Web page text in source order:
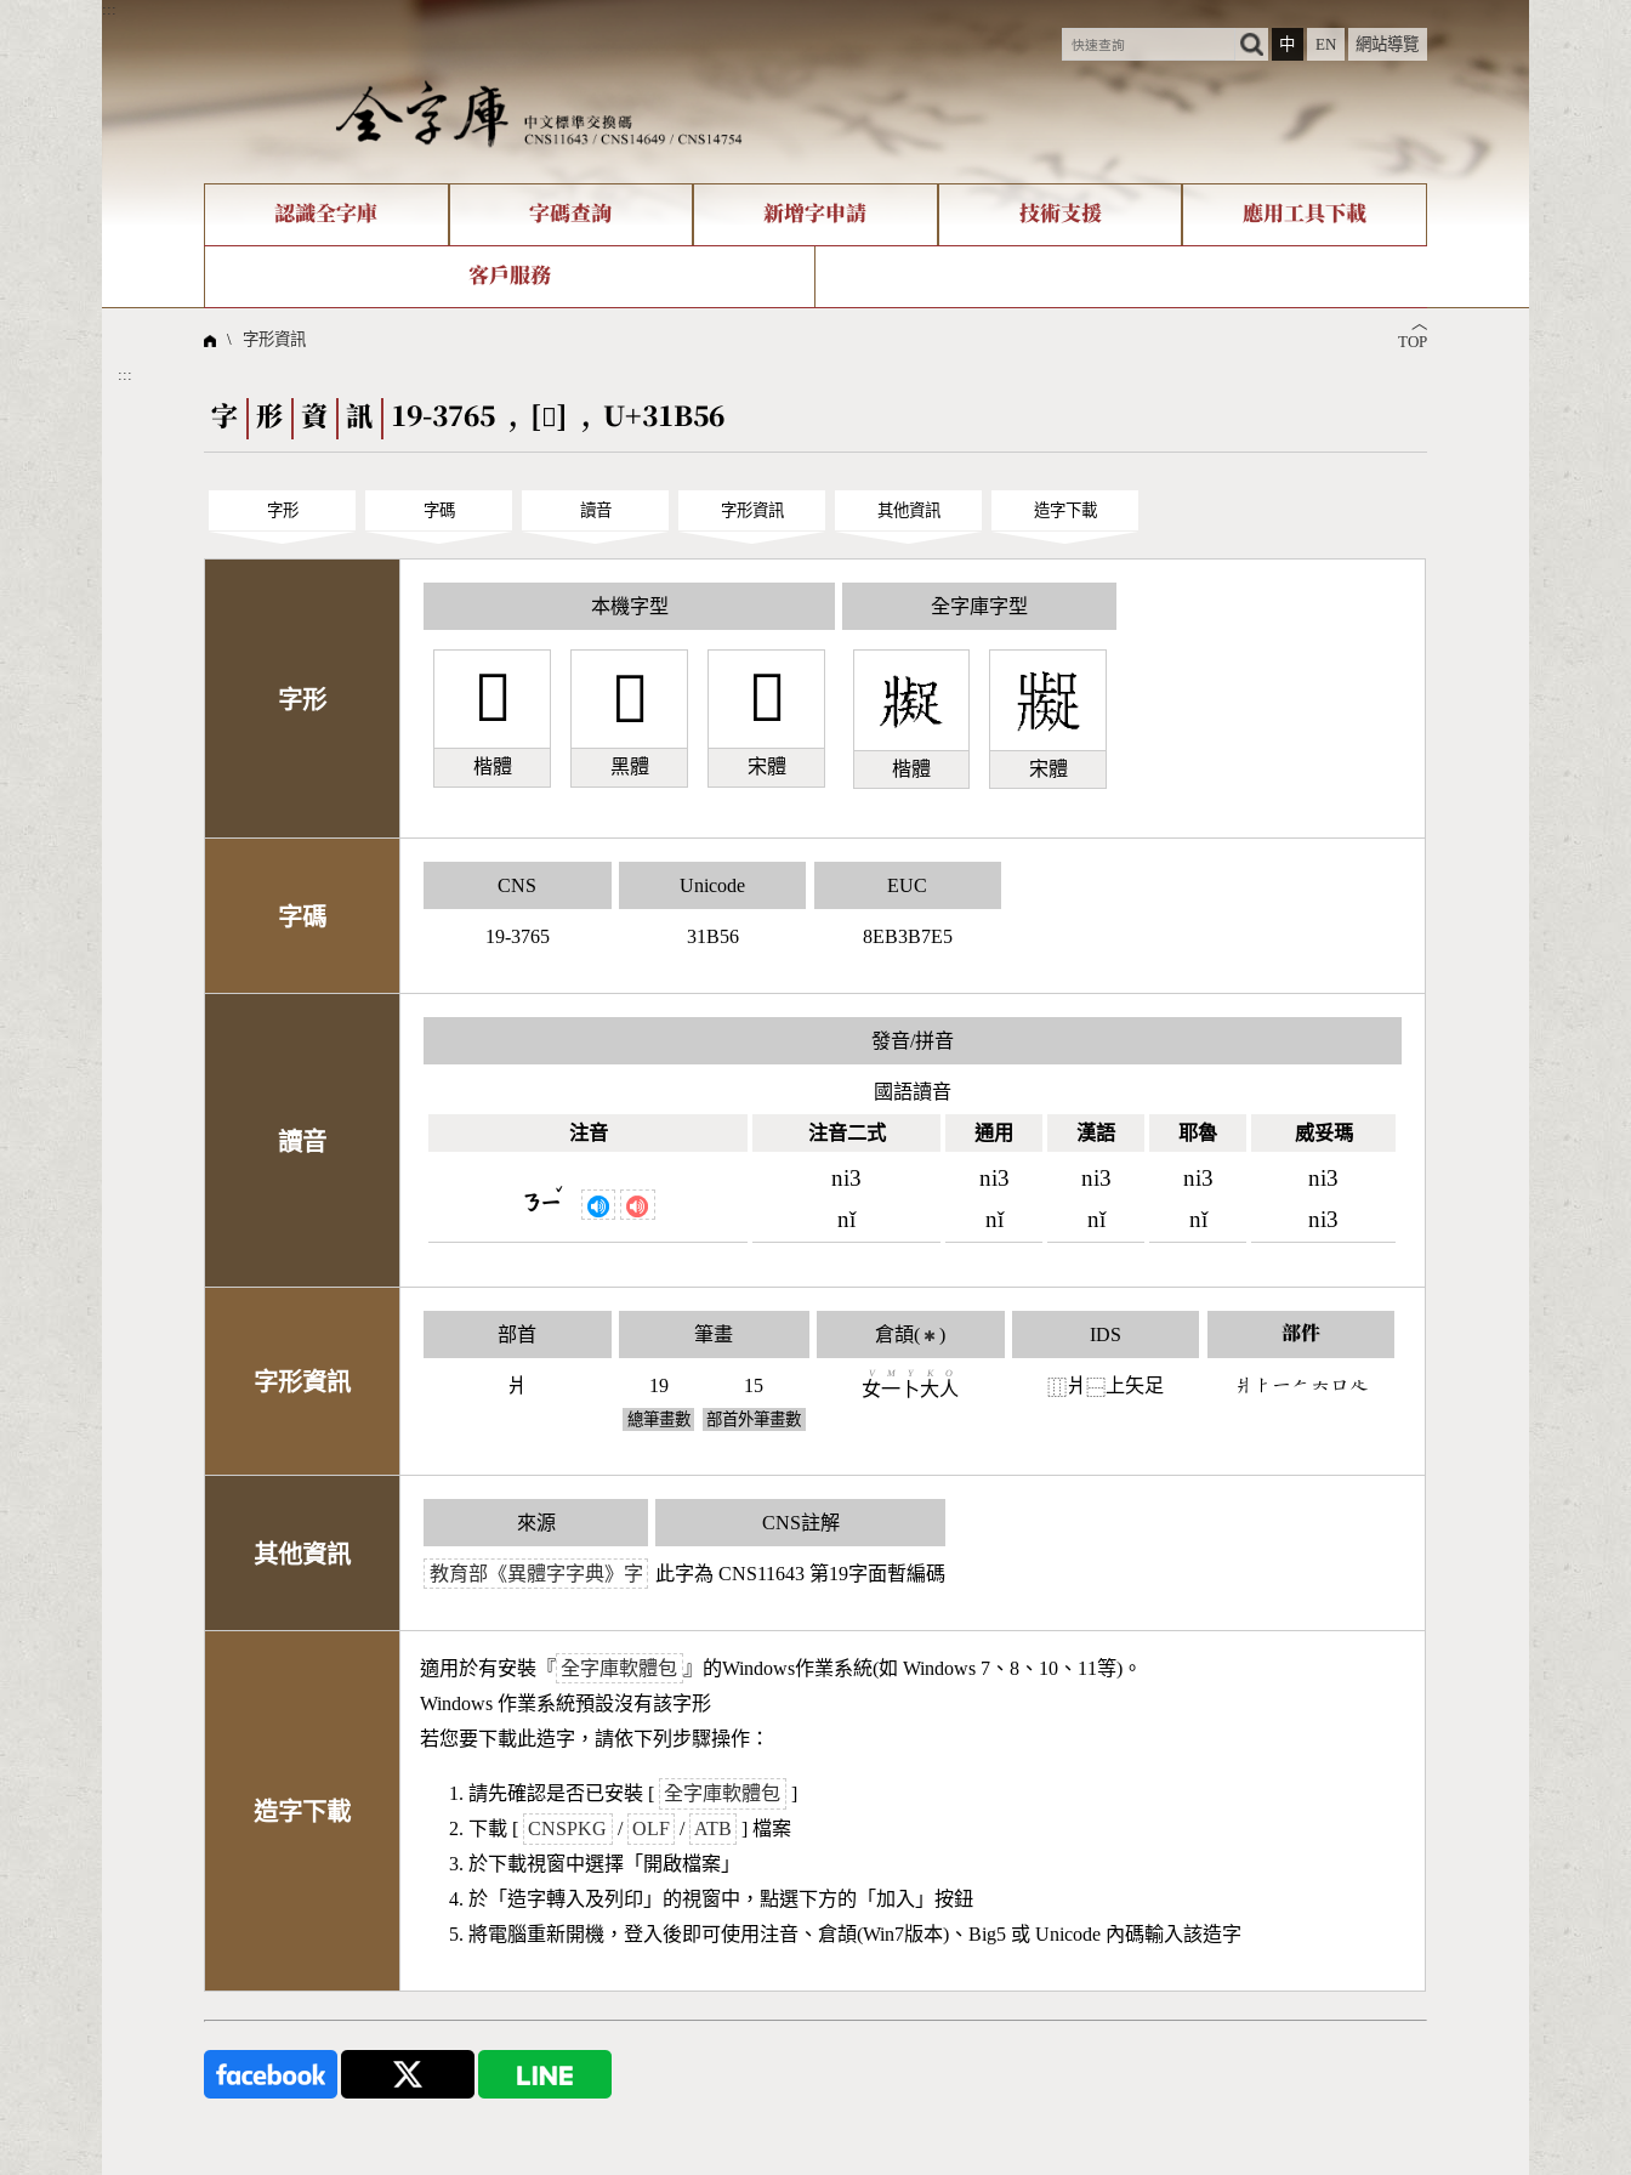
:::
中
EN 網站導覽
認識全字庫
全字庫現況
線上教學
字碼查詢
部件查詢
倉頡查詢
Big5查詢 拼音查詢
新增字申請 技術支援
造字解決方案
應用工具下載
字形下載
客戶服務
問題集
︿
TOP
\ 字形資訊
:::
字 形 資 訊 19-3765 , [𱭖] , U+31B56
字形 字碼 讀音 字形資訊 其他資訊 造字下載
字形
本機字型
𱭖
楷體
𱭖
黑體
𱭖
宋體
全字庫字型
楷體 宋體
字碼
CNS
19-3765
Unicode
31B56
EUC
8EB3B7E5
讀音
發音/拼音
國語讀音
注音
注音二式 通用 漢語 耶魯 威妥瑪
ㄋㄧ
ˇ
ni3
nǐ
ni3
nǐ
ni3
nǐ
ni3
nǐ
ni3
ni3
字形資訊
部首
爿
筆畫
19
總筆畫數
15
部首外筆畫數
倉頡( ✱ )
女
V
一
M
卜
Y
大
K
人
O
IDS
⿲爿⿱ 上矢足
部件
󶄉󶀥󶀀󶀩󶁩󶁶󶃎
其他資訊
來源
教育部《異體字字典》字
CNS註解
此字為 CNS11643 第19字面暫編碼
造字下載
適用於有安裝『 全字庫軟體包 』的Windows作業系統(如 Windows 7、8、10、11等)。
Windows 作業系統預設沒有該字形
若您要下載此造字，請依下列步驟操作：
請先確認是否已安裝 [ 全字庫軟體包 ]
下載 [ CNSPKG / OLF / ATB ] 檔案
於下載視窗中選擇「開啟檔案」
於「造字轉入及列印」的視窗中，點選下方的「加入」按鈕
將電腦重新開機，登入後即可使用注音、倉頡(Win7版本)、Big5 或 Unicode 內碼輸入該造字